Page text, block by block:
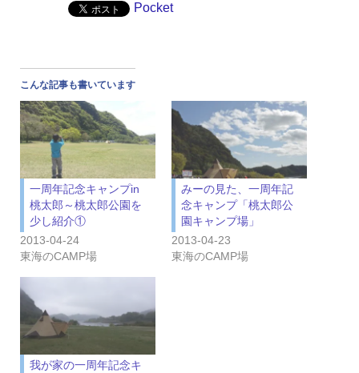
Pocket
こんな記事も書いています
一周年記念キャンプin
桃太郎～桃太郎公園を
少し紹介①
2013-04-24
東海のCAMP場
みーの見た、一周年記
念キャンプ「桃太郎公
園キャンプ場」
2013-04-23
東海のCAMP場
我が家の一周年記念キ